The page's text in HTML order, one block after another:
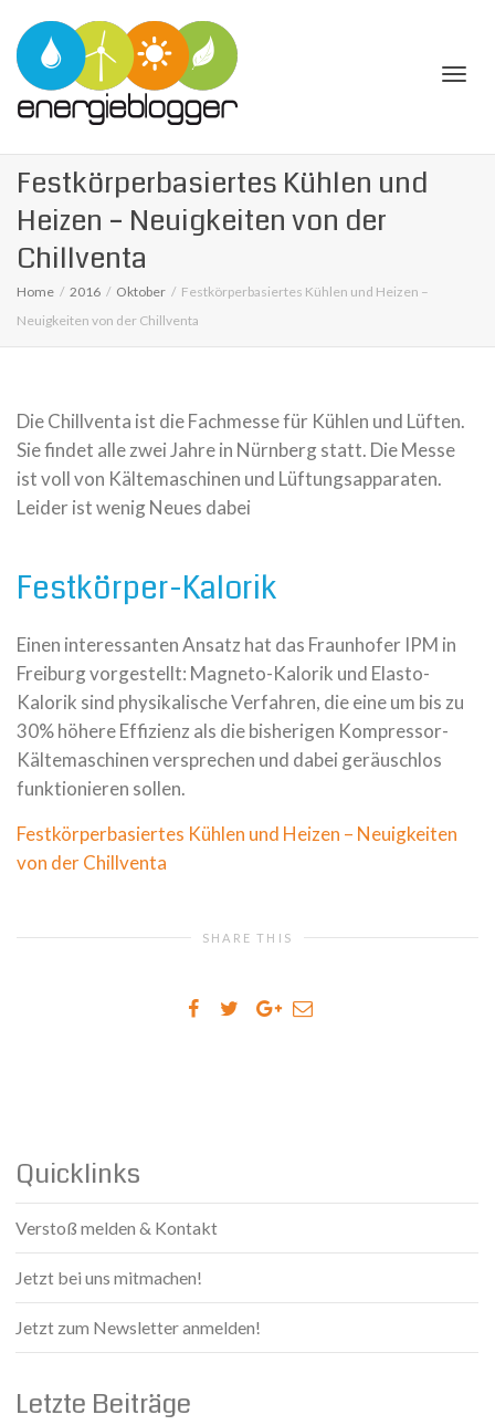
Festkörperbasiertes Kühlen und
Heizen – Neuigkeiten von der
Chillventa
Home 2016 Oktober
Festkörperbasiertes Kühlen und Heizen –
Neuigkeiten von der Chillventa
Die Chillventa ist die Fachmesse für Kühlen und Lüften.
Sie findet alle zwei Jahre in Nürnberg statt. Die Messe
ist voll von Kältemaschinen und Lüftungsapparaten.
Leider ist wenig Neues dabei
Festkörper-Kalorik
Einen interessanten Ansatz hat das Fraunhofer IPM in
Freiburg vorgestellt: Magneto-Kalorik und Elasto-
Kalorik sind physikalische Verfahren, die eine um bis zu
30% höhere Effizienz als die bisherigen Kompressor-
Kältemaschinen versprechen und dabei geräuschlos
funktionieren sollen.
Festkörperbasiertes Kühlen und Heizen – Neuigkeiten
von der Chillventa
SHARE THIS
Quicklinks
Verstoß melden & Kontakt
Jetzt bei uns mitmachen!
Jetzt zum Newsletter anmelden!
Letzte Beiträge